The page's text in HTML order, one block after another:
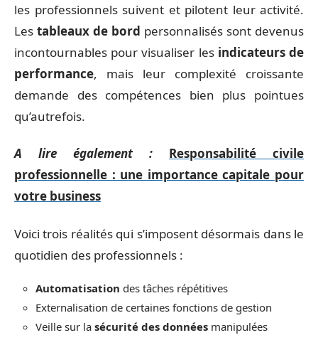
les professionnels suivent et pilotent leur activité.
Les tableaux de bord personnalisés sont devenus
incontournables pour visualiser les indicateurs de
performance, mais leur complexité croissante
demande des compétences bien plus pointues
qu’autrefois.
A lire également :
Responsabilité civile
professionnelle : une importance capitale pour
votre business
Voici trois réalités qui s’imposent désormais dans le
quotidien des professionnels :
Automatisation des tâches répétitives
Externalisation de certaines fonctions de gestion
Veille sur la sécurité des données manipulées